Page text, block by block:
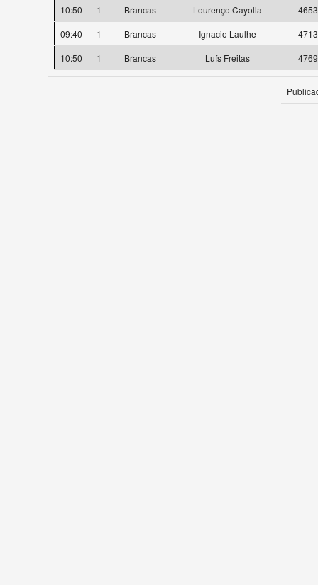
10:50
1 Brancas Lourenço Cayolla
09:40
1 Brancas Ignacio Laulhe
10:50
1 Brancas Luís Freitas